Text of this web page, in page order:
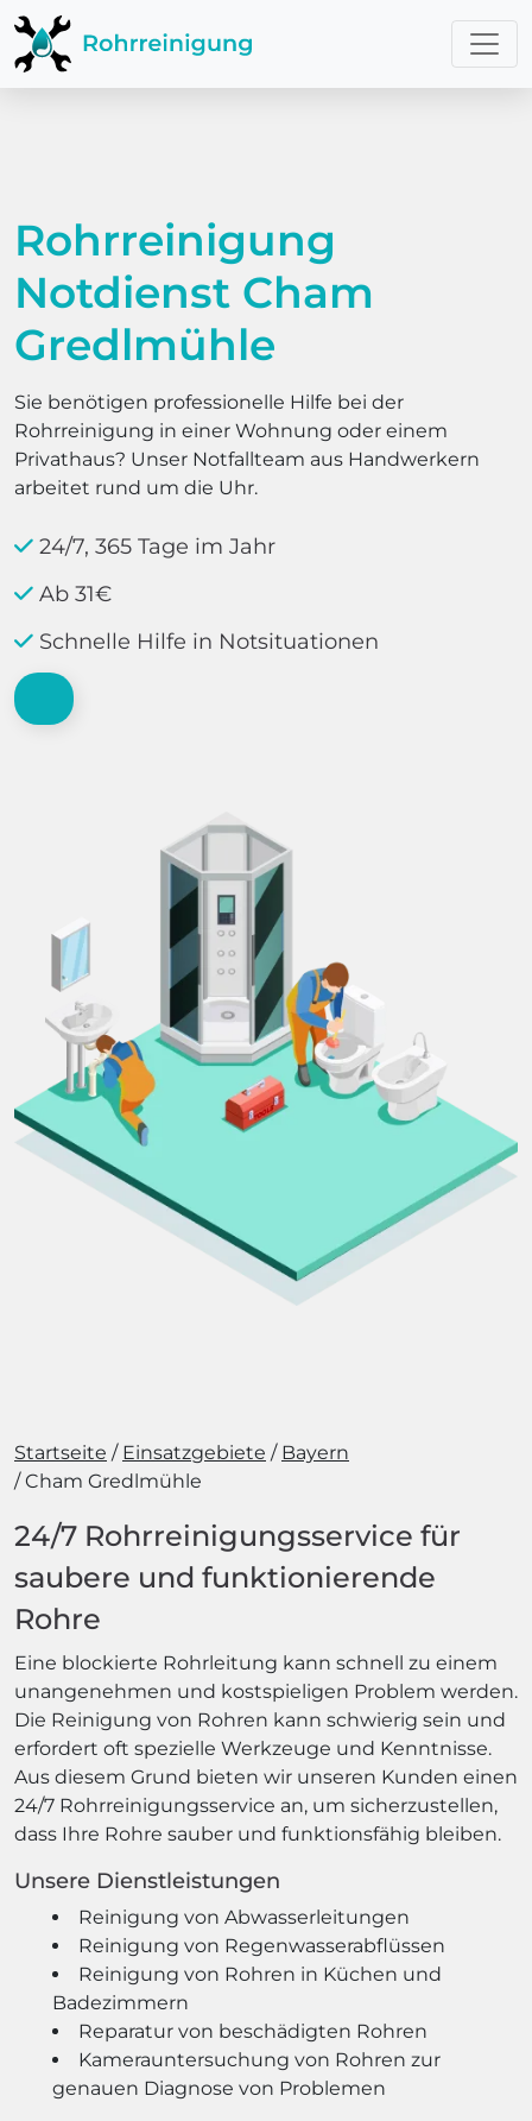
Rohrreinigung
Notdienst Cham
Gredlmühle
Sie benötigen professionelle Hilfe bei der
Rohrreinigung in einer Wohnung oder einem
Privathaus? Unser Notfallteam aus Handwerkern
arbeitet rund um die Uhr.
24/7, 365 Tage im Jahr
Ab 31€
Schnelle Hilfe in Notsituationen
Startseite Einsatzgebiete
Bayern
Cham Gredlmühle
24/7 Rohrreinigungsservice für
saubere und funktionierende
Rohre
Eine blockierte Rohrleitung kann schnell zu einem
unangenehmen und kostspieligen Problem werden.
Die Reinigung von Rohren kann schwierig sein und
erfordert oft spezielle Werkzeuge und Kenntnisse.
Aus diesem Grund bieten wir unseren Kunden einen
24/7 Rohrreinigungsservice an, um sicherzustellen,
dass Ihre Rohre sauber und funktionsfähig bleiben.
Unsere Dienstleistungen
Reinigung von Abwasserleitungen
Reinigung von Regenwasserabflüssen
Reinigung von Rohren in Küchen und
Badezimmern
Reparatur von beschädigten Rohren
Kamerauntersuchung von Rohren zur
genauen Diagnose von Problemen